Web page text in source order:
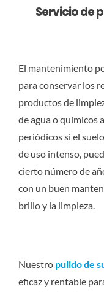
Servicio de
El mantenimiento
para conservar los
productos de
de agua o químicos
periódicos si el
de uso intenso,
cierto número de
con un buen
brillo y la limpieza.
Nuestro pulido de
eficaz y rentable